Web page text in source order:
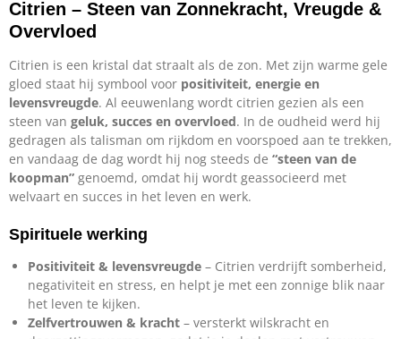
Citrien – Steen van Zonnekracht, Vreugde &
Overvloed
Citrien is een kristal dat straalt als de zon. Met zijn warme gele
gloed staat hij symbool voor positiviteit, energie en
levensvreugde. Al eeuwenlang wordt citrien gezien als een
steen van geluk, succes en overvloed. In de oudheid werd hij
gedragen als talisman om rijkdom en voorspoed aan te trekken,
en vandaag de dag wordt hij nog steeds de “steen van de
koopman” genoemd, omdat hij wordt geassocieerd met
welvaart en succes in het leven en werk.
Spirituele werking
Positiviteit & levensvreugde – Citrien verdrijft somberheid,
negativiteit en stress, en helpt je met een zonnige blik naar
het leven te kijken.
Zelfvertrouwen & kracht – versterkt wilskracht en